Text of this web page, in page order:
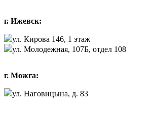
г. Ижевск:
ул. Кирова 146, 1 этаж
ул. Молодежная, 107Б, отдел 108
г. Можга:
ул. Наговицына, д. 83